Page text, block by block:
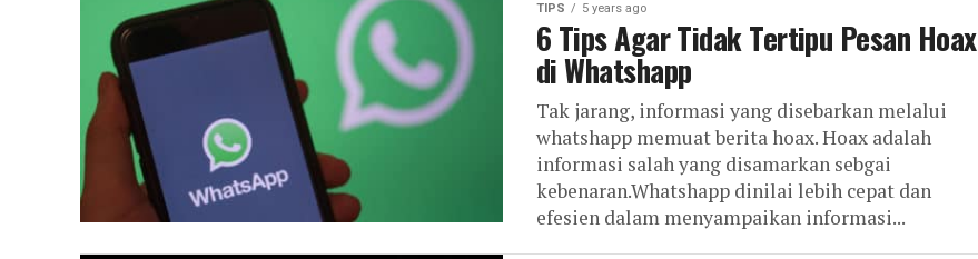
TIPS 5 years ago
6 Tips Agar Tidak Tertipu Pesan Hoax
di Whatshapp
Tak jarang, informasi yang disebarkan melalui
whatshapp memuat berita hoax. Hoax adalah
informasi salah yang disamarkan sebgai
kebenaran.Whatshapp dinilai lebih cepat dan
efesien dalam menyampaikan informasi...